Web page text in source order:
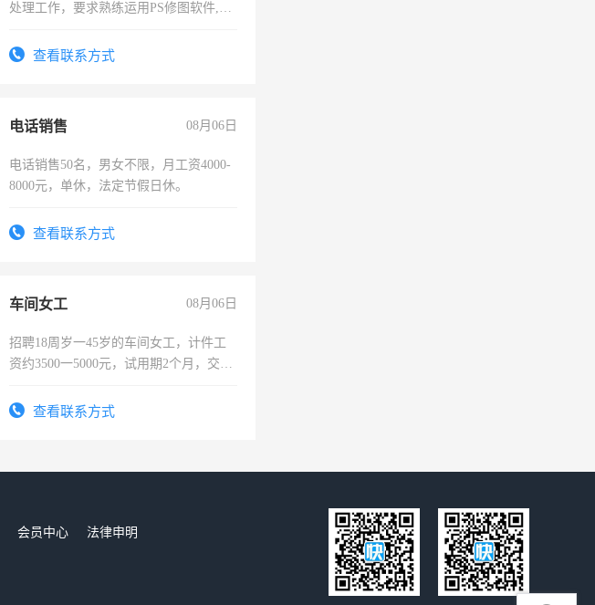
处理工作，要求熟练运用PS修图软件,工
查看联系方式
电话销售 08月06日
电话销售50名，男女不限，月工资4000-
8000元，单休，法定节假日休。
查看联系方式
车间女工 08月06日
招聘18周岁一45岁的车间女工，计件工
资约3500一5000元，试用期2个月，交五
查看联系方式
会员中心
法律申明